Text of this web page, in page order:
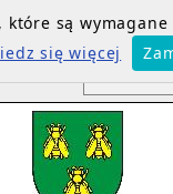
które są
się więcej